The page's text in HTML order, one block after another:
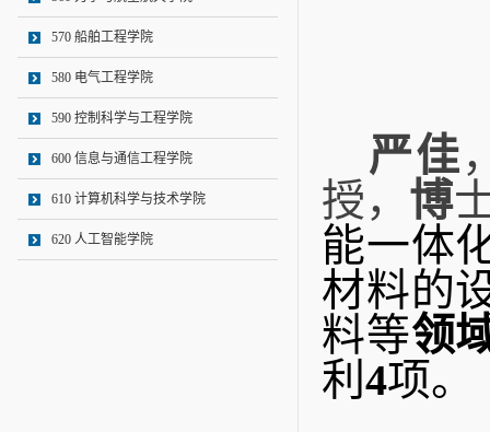
570 船舶工程学院
580 电气工程学院
590 控制科学与工程学院
600 信息与通信工程学院
610 计算机科学与技术学院
620 人工智能学院
严佳
授， 博
能一体
材料的
料等领
利 4项。